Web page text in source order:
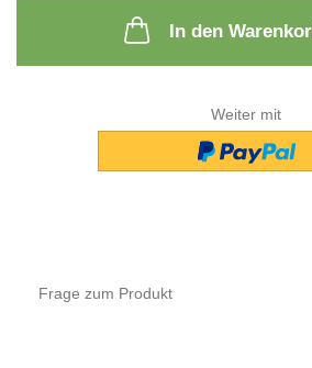
In den
Weiter mit
Frage zum Produkt